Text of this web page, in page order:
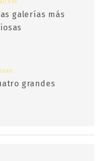
galerías más
grandes